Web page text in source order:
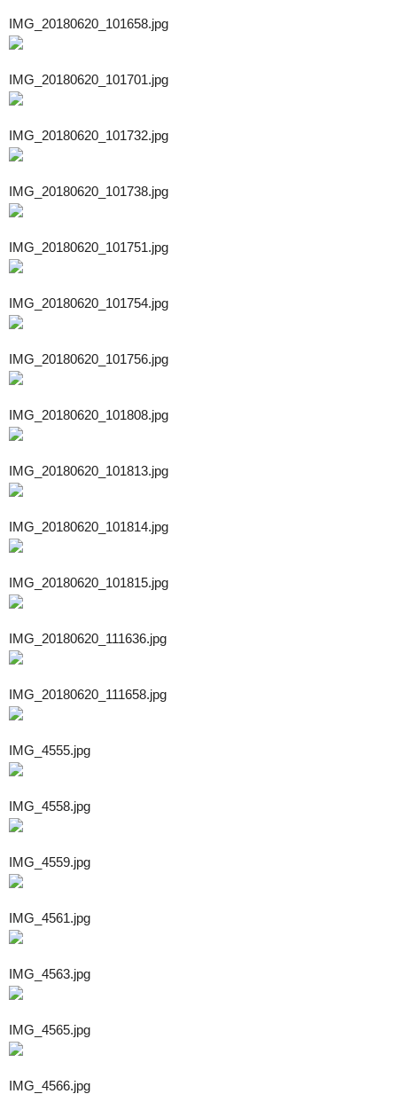
IMG_20180620_101658.jpg
IMG_20180620_101701.jpg
IMG_20180620_101732.jpg
IMG_20180620_101738.jpg
IMG_20180620_101751.jpg
IMG_20180620_101754.jpg
IMG_20180620_101756.jpg
IMG_20180620_101808.jpg
IMG_20180620_101813.jpg
IMG_20180620_101814.jpg
IMG_20180620_101815.jpg
IMG_20180620_111636.jpg
IMG_20180620_111658.jpg
IMG_4555.jpg
IMG_4558.jpg
IMG_4559.jpg
IMG_4561.jpg
IMG_4563.jpg
IMG_4565.jpg
IMG_4566.jpg